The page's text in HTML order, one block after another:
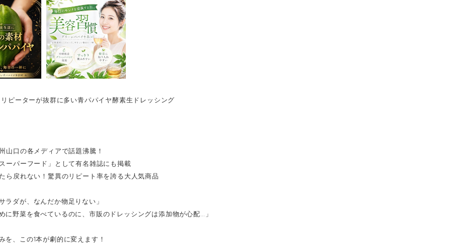
ピーターが抜群に多い青パパイヤ酵素生ドレッシング
山口の各メディアで話題沸騰！
ーパーフード」として有名雑誌にも掲載
ら戻れない！驚異のリピート率を誇る大人気商品
ラダが、なんだか物足りない」
に野菜を食べているのに、市販のドレッシングは添加物が心配…」
を、この1本が劇的に変えます！